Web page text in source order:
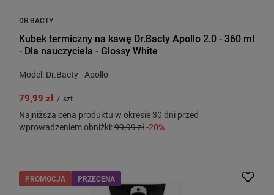
DR.BACTY
Kubek termiczny na kawę Dr.Bacty Apollo 2.0 - 360 ml
- Dla nauczyciela - Glossy White
Model: Dr.Bacty - Apollo
79,99 zł / szt.
Najniższa cena produktu w okresie 30 dni przed
wprowadzeniem obniżki:99,99 zł-20%
PROMOCJA PRZECENA